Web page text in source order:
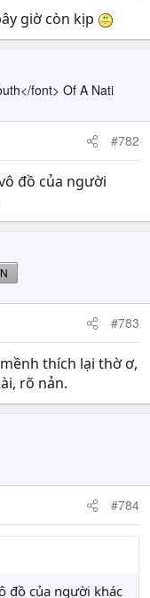
giờ còn kịp
font> Of A Nati
#782
đồ của người
#783
thích lại thờ ơ,
rõ nản.
#784
đồ của người khác